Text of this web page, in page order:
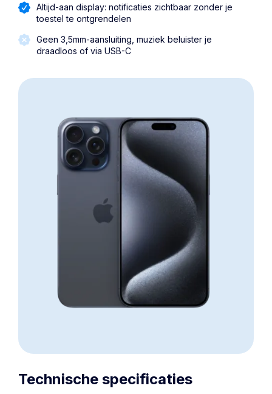
Altijd-aan display: notificaties zichtbaar zonder je
toestel te ontgrendelen
Geen 3,5mm-aansluiting, muziek beluister je
draadloos of via USB-C
Technische specificaties